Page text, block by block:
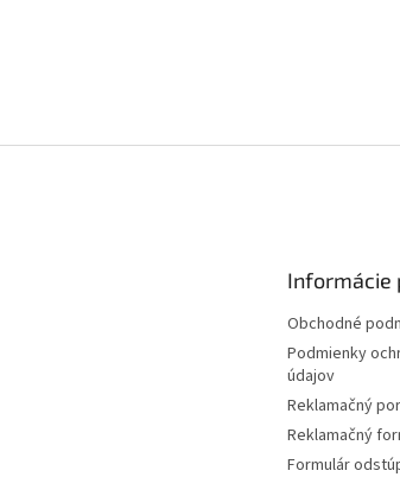
Informácie
Obchodné
Podmienky
údajov
Reklamačný
Reklamačný
Formulár